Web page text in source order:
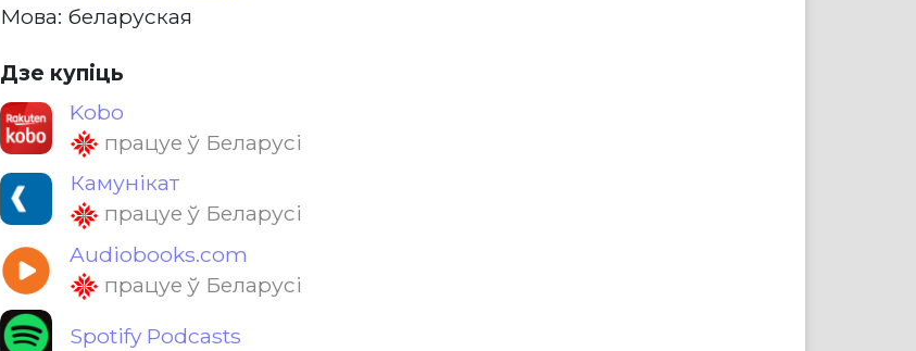
Мова: беларуская
Дзе купіць
Kobo
працуе ў Беларусі
Камунікат
працуе ў Беларусі
Audiobooks.com
працуе ў Беларусі
Spotify Podcasts